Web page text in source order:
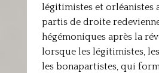
légitimistes et orléanistes
partis de droite
hégémoniques après la
lorsque les légitimistes,
les bonapartistes, qui